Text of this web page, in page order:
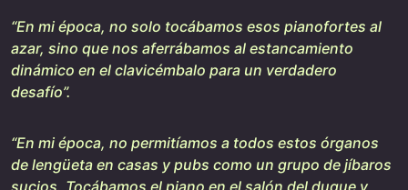
“En mi época, no solo tocábamos esos pianofortes al
azar, sino que nos aferrábamos al estancamiento
dinámico en el clavicémbalo para un verdadero
desafío”.
“En mi época, no permitíamos a todos estos órganos
de lengüeta en casas y pubs como un grupo de jíbaros
sucios. Tocábamos el piano en el salón del duque y,